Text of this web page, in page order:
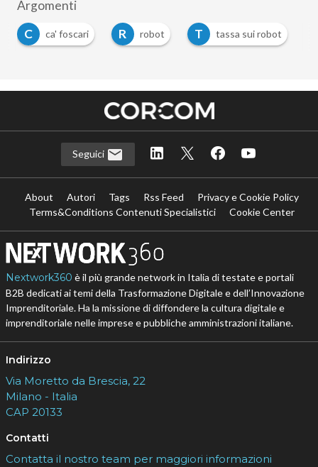
Argomenti
C
ca' foscari R robot T tassa sui robot
Seguici
About Autori Tags Rss Feed
Privacy e Cookie Policy
Terms&Conditions Contenuti Specialistici
Cookie Center
Nextwork360 è il più grande network in Italia di testate e portali
B2B dedicati ai temi della Trasformazione Digitale e dell’Innovazione
Imprenditoriale. Ha la missione di diffondere la cultura digitale e
imprenditoriale nelle imprese e pubbliche amministrazioni italiane.
Indirizzo
Via Moretto da Brescia, 22
Milano - Italia
CAP 20133
Contatti
Contatta il nostro team per maggiori informazioni